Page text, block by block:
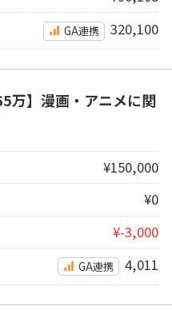
GA連携 320,100
万】漫画・アニメに関
¥150,000
¥0
¥-3,000
GA連携 4,011